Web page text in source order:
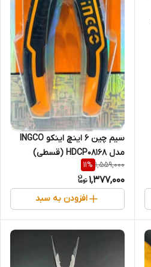
سیم چین 6 اینچ اینکو INGCO
مدل HDCP08168 (قسطی)
1,559,000
11%
1,377,000
افزودن به سبد